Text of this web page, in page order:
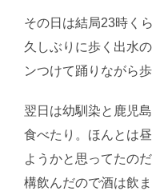
その日は結局23時く
久しぶりに歩く出水
ンつけて踊りながら
翌日は幼馴染と鹿児
食べたり。ほんとは
ようかと思ってたの
構飲んだので酒は飲ま